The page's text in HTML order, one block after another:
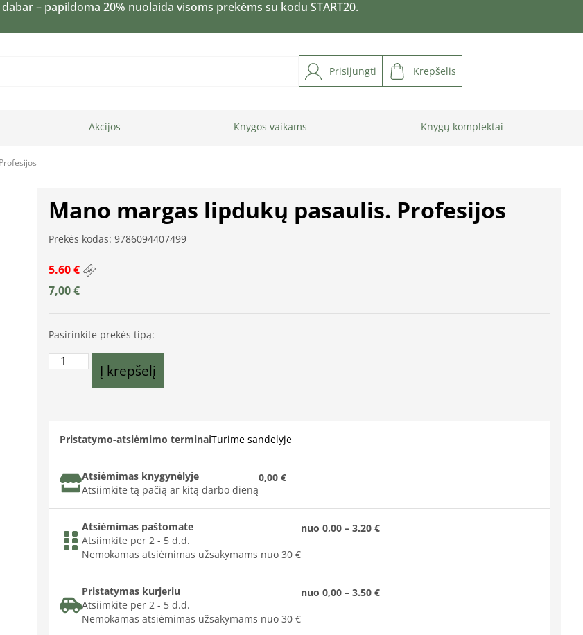
– papildoma 20% nuolaida visoms prekėms su kodu START20.
Prisijungti Krepšelis
Akcijos Knygos vaikams Knygų komplektai
Mano margas lipdukų pasaulis. Profesijos
Prekės kodas: 9786094407499
5.60 €
7,00€
Pasirinkite prekės tipą:
Į krepšelį
Pristatymo-atsiėmimo terminaiTurime sandelyje
Atsiėmimas knygynėlyje
Atsiimkite tą pačią ar kitą darbo dieną
0,00 €
Atsiėmimas paštomate
Atsiimkite per 2 - 5 d.d.
Nemokamas atsiėmimas užsakymams nuo 30 €
nuo 0,00 – 3.20 €
Pristatymas kurjeriu
Atsiimkite per 2 - 5 d.d.
Nemokamas atsiėmimas užsakymams nuo 30 €
nuo 0,00 – 3.50 €